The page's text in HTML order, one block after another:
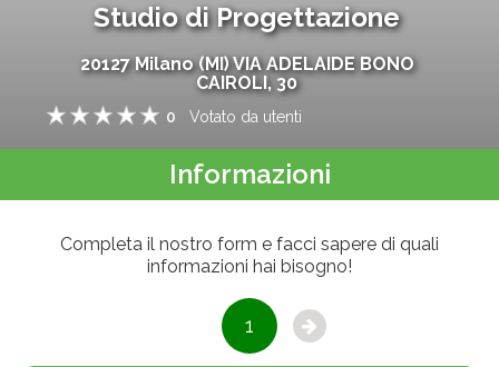
Studio di Progettazione
20127 Milano(MI)VIA ADELAIDE BONO
CAIROLI, 30
0 Votato da utenti
Informazioni
Completa il nostro form e facci sapere di quali
informazioni hai bisogno!
1